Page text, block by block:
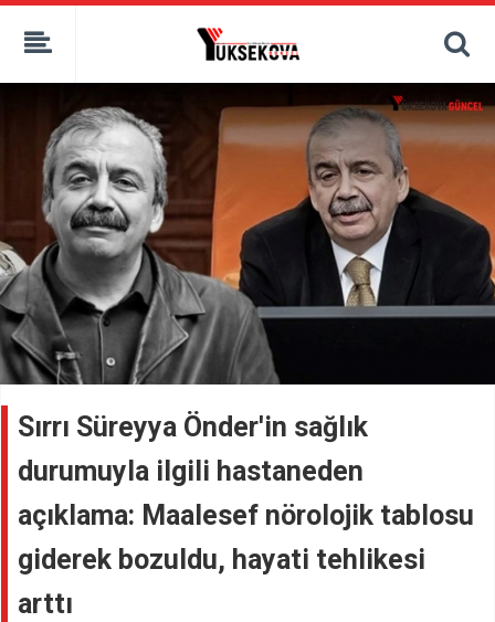
kaçak bahis
deneme bonusu
canlı bahis siteleri
deneme bonusu veren siteler
bahis siteleri
porno izle
Sırrı Süreyya Önder'in sağlık
durumuyla ilgili hastaneden
açıklama: Maalesef nörolojik tablosu
giderek bozuldu, hayati tehlikesi
arttı